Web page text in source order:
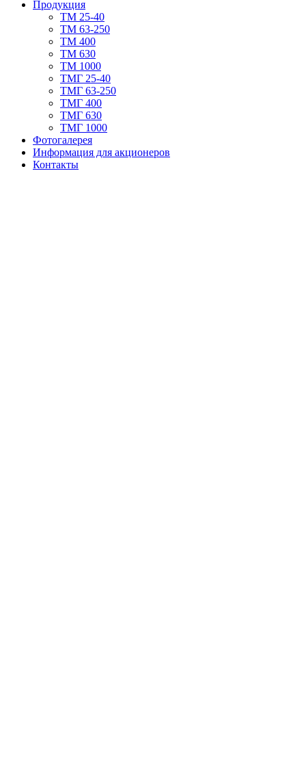
Продукция
TM 25-40
TM 63-250
ТМ 400
ТМ 630
ТМ 1000
TMГ 25-40
TMГ 63-250
ТМГ 400
ТМГ 630
ТМГ 1000
Фотогалерея
Информация для акционеров
Контакты